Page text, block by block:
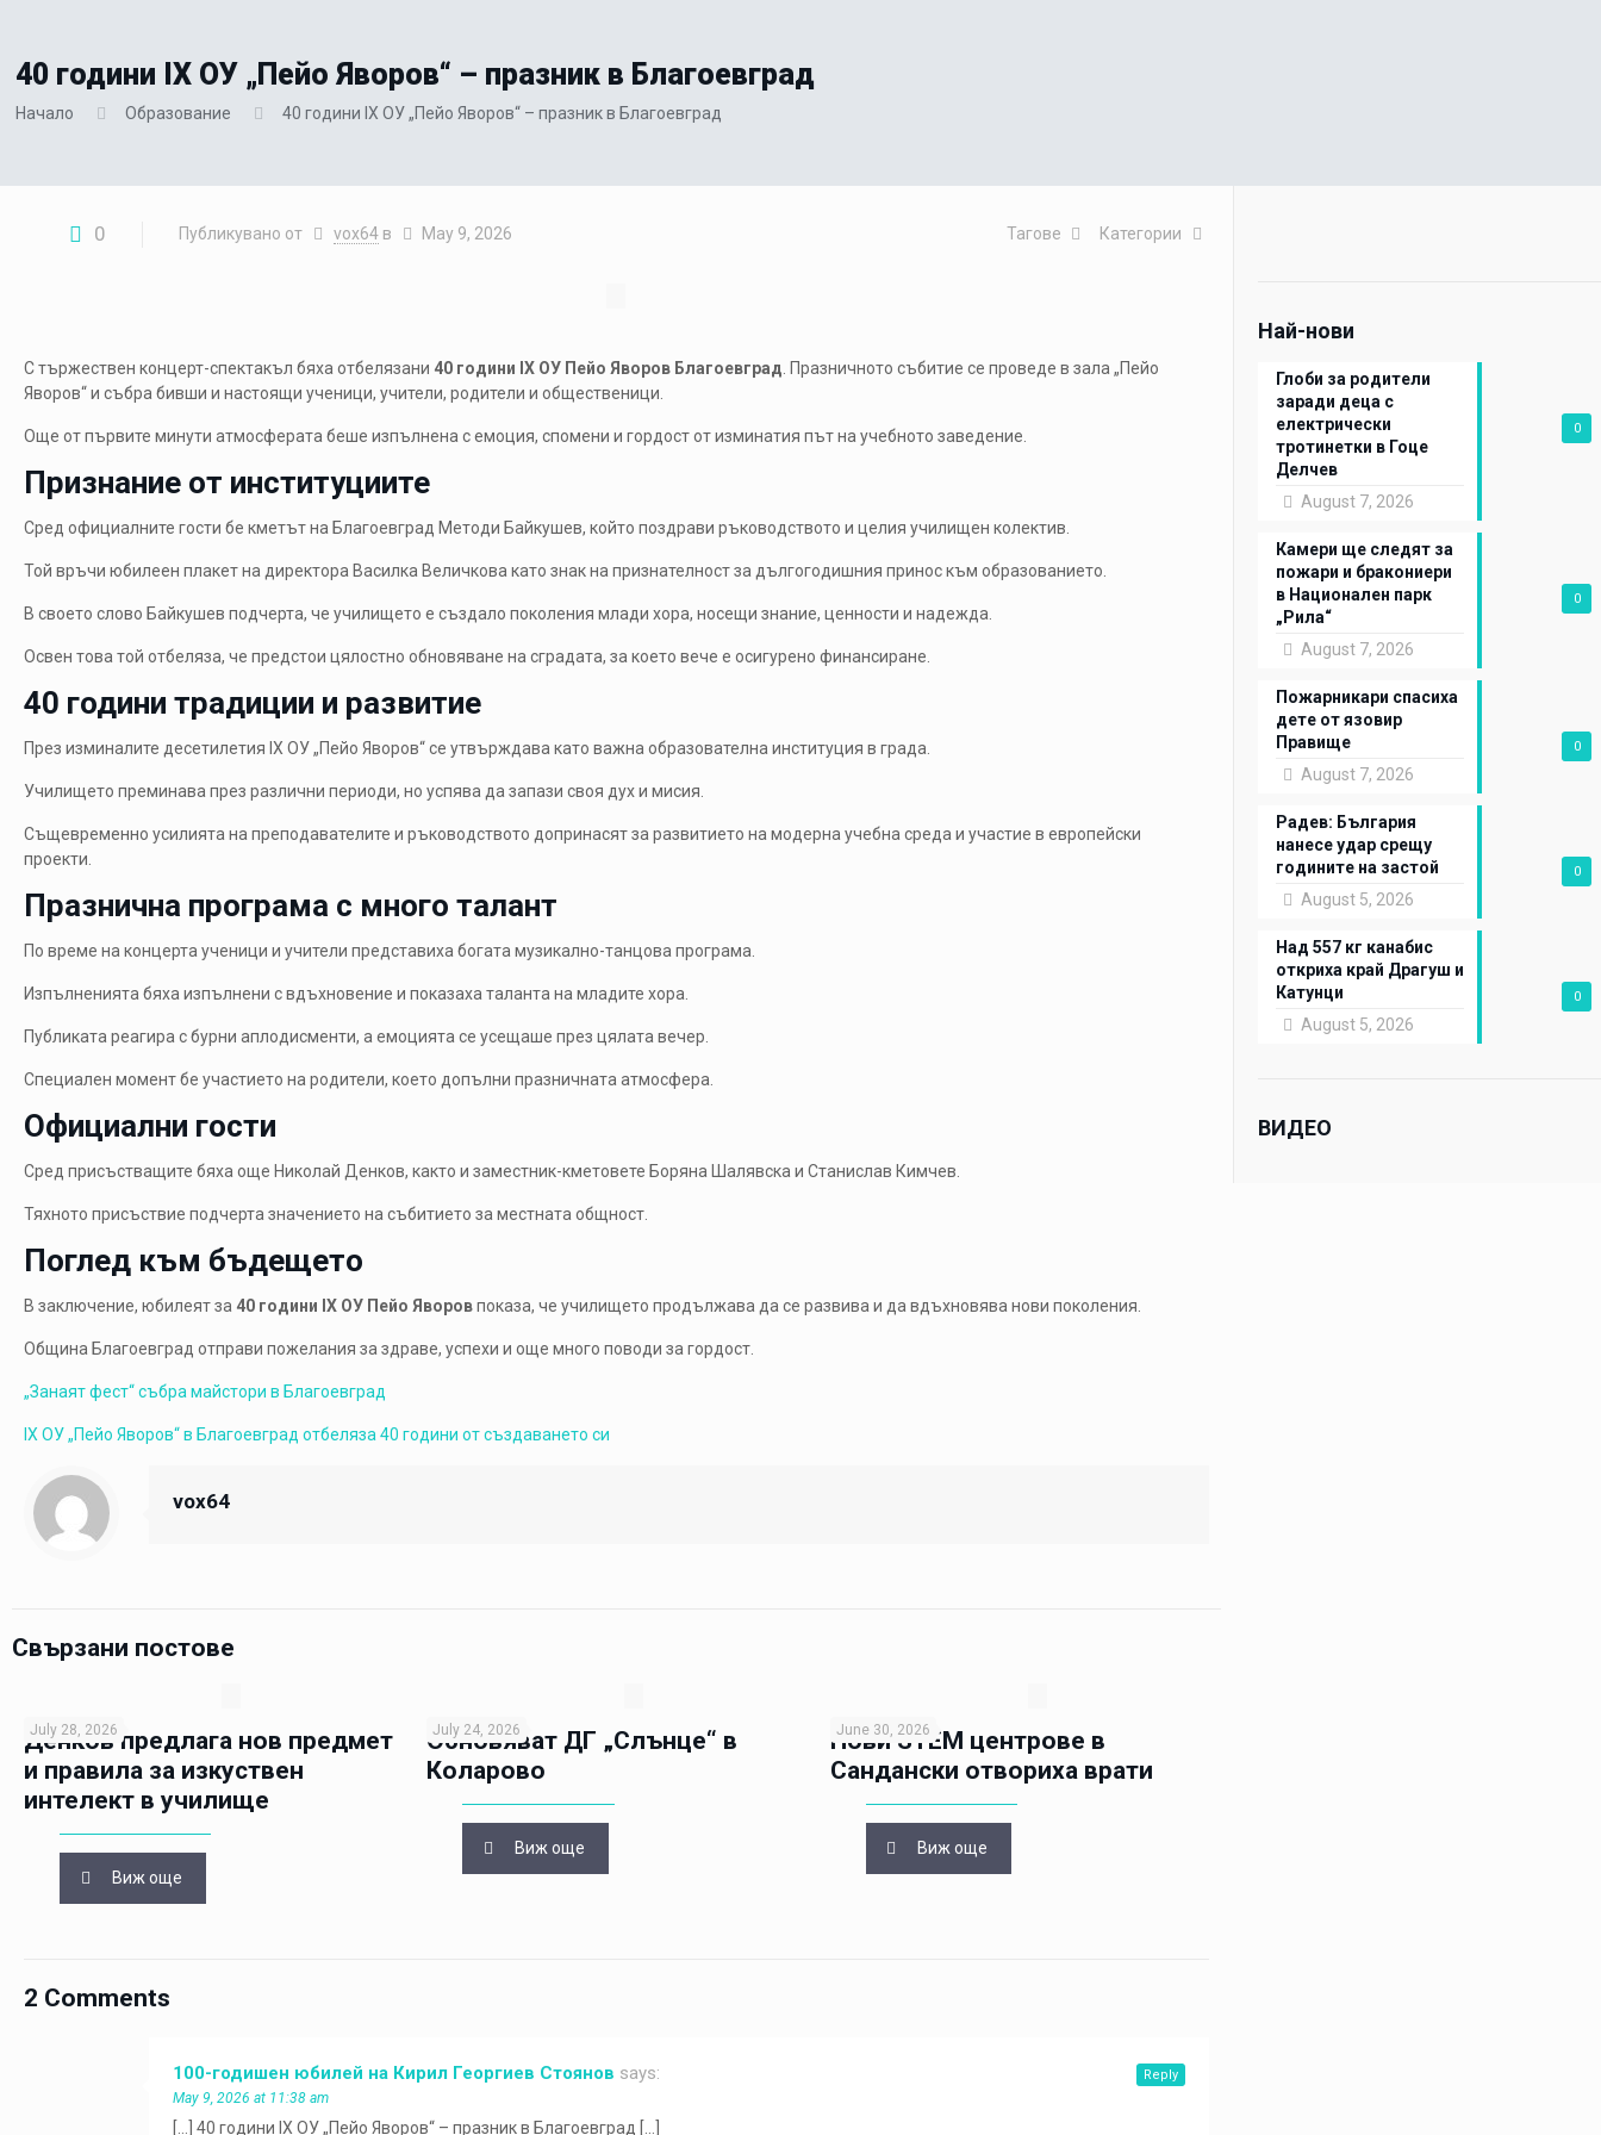
40 години IX ОУ „Пейо Яворов“ – празник в Благоевград
Начало Образование 40 години IX ОУ „Пейо Яворов“ – празник в Благоевград
0 Публикувано от vox64 в May 9, 2026 Категории
Тагове
С тържествен концерт-спектакъл бяха отбелязани 40 години IX ОУ Пейо Яворов Благоевград . Празничното събитие се проведе взала „Пейо
Яворов“и събра бивши и настоящи ученици, учители, родители и общественици.
Още от първите минути атмосферата беше изпълнена с емоция, спомени и гордост от изминатия път на учебното заведение.
Признание от институциите
Сред официалните гости бе кметът на Благоевград Методи Байкушев, който поздрави ръководството и целия училищен колектив.
Той връчи юбилеен плакет на директора Василка Величкова като знак на признателност за дългогодишния принос към образованието.
В своето слово Байкушев подчерта, че училището е създало поколения млади хора, носещи знание, ценности и надежда.
Освен това той отбеляза, че предстои цялостно обновяване на сградата, за което вече е осигурено финансиране.
40 години традиции и развитие
През изминалите десетилетия IX ОУ „Пейо Яворов“ се утвърждава като важна образователна институция в града.
Училището преминава през различни периоди, но успява да запази своя дух и мисия.
Същевременно усилията на преподавателите и ръководството допринасят за развитието на модерна учебна среда и участие в европейски
проекти.
Празнична програма с много талант
По време на концерта ученици и учители представиха богата музикално-танцова програма.
Изпълненията бяха изпълнени с вдъхновение и показаха таланта на младите хора.
Публиката реагира с бурни аплодисменти, а емоцията се усещаше през цялата вечер.
Специален момент бе участието на родители, което допълни празничната атмосфера.
Официални гости
Сред присъстващите бяха още Николай Денков, както и заместник-кметовете Боряна Шалявска и Станислав Кимчев.
Тяхното присъствие подчерта значението на събитието за местната общност.
Поглед към бъдещето
В заключение, юбилеят за 40 години IX ОУ Пейо Яворовпоказа, че училището продължава да се развива и да вдъхновява нови поколения.
Община Благоевград отправи пожелания за здраве, успехи и още много поводи за гордост.
„Занаят фест“ събра майстори в Благоевград
IX ОУ „Пейо Яворов“ в Благоевград отбеляза 40 години от създаването си
vox64
Свързани постове
July 28, 2026
Денков предлага нов предмет
и правила за изкуствен
интелект в училище
Виж още
July 24, 2026
Обновяват ДГ „Слънце“ в
Коларово
Виж още
June 30, 2026
Нови STEM центрове в
Сандански отвориха врати
Виж още
2 Comments
100-годишен юбилей на Кирил Георгиев Стоянов says:
May 9, 2026 at 11:38 am
[…] 40 години IX ОУ „Пейо Яворов“ – празник в Благоевград […]
Reply
Най-нови
0
Глоби за родители
заради деца с
електрически
тротинетки в Гоце
Делчев
August 7, 2026
0
Камери ще следят за
пожари и бракониери
в Национален парк
„Рила“
August 7, 2026
0
Пожарникари спасиха
дете от язовир
Правище
August 7, 2026
0
Радев: България
нанесе удар срещу
годините на застой
August 5, 2026
0
Над 557 кг канабис
откриха край Драгуш и
Катунци
August 5, 2026
ВИДЕО